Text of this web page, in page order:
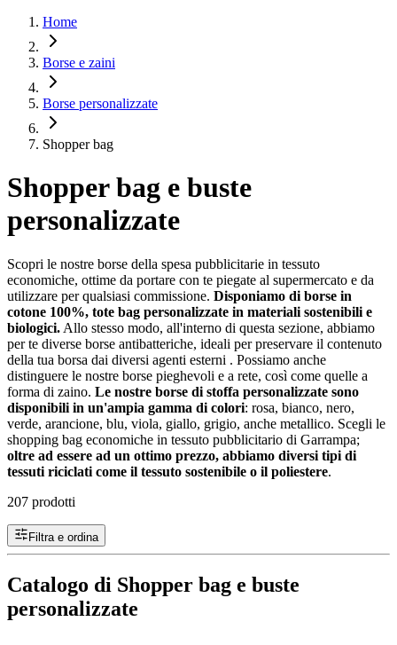
Home
Borse e zaini
Borse personalizzate
Shopper bag
Shopper bag e buste
personalizzate
Scopri le nostre borse della spesa pubblicitarie in tessuto
economiche, ottime da portare con te piegate al supermercato e da
utilizzare per qualsiasi commissione. Disponiamo di borse in
cotone 100%, tote bag personalizzate in materiali sostenibili e
biologici. Allo stesso modo, all'interno di questa sezione, abbiamo
per te diverse borse antibatteriche, ideali per preservare il contenuto
della tua borsa dai diversi agenti esterni . Possiamo anche
distinguere le nostre borse pieghevoli e a rete, così come quelle a
forma di zaino. Le nostre borse di stoffa personalizzate sono
disponibili in un'ampia gamma di colori: rosa, bianco, nero,
verde, arancione, blu, viola, giallo, grigio, anche metallico. Scegli le
shopping bag economiche in tessuto pubblicitario di Garrampa;
oltre ad essere ad un ottimo prezzo, abbiamo diversi tipi di
tessuti riciclati come il tessuto sostenibile o il poliestere.
207 prodotti
Filtra e ordina
Catalogo di Shopper bag e buste
personalizzate